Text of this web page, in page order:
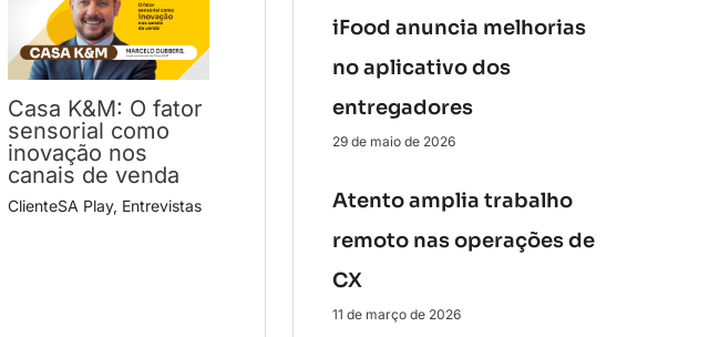
Casa K&M: O fator
sensorial como
inovação nos
canais de venda
ClienteSA Play, Entrevistas
iFood anuncia melhorias
no aplicativo dos
entregadores
29 de maio de 2026
Atento amplia trabalho
remoto nas operações de
CX
11 de março de 2026